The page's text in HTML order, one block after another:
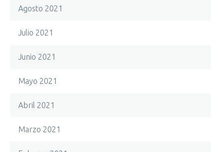
Agosto 2021
Julio 2021
Junio 2021
Mayo 2021
Abril 2021
Marzo 2021